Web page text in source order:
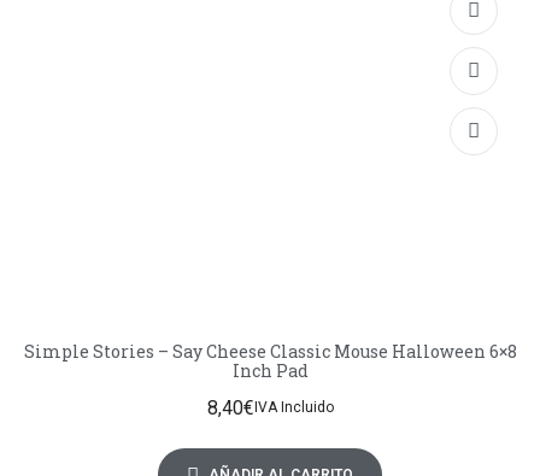
Simple Stories – Say Cheese Classic Mouse Halloween 6×8
Inch Pad
8,40€ IVA Incluido